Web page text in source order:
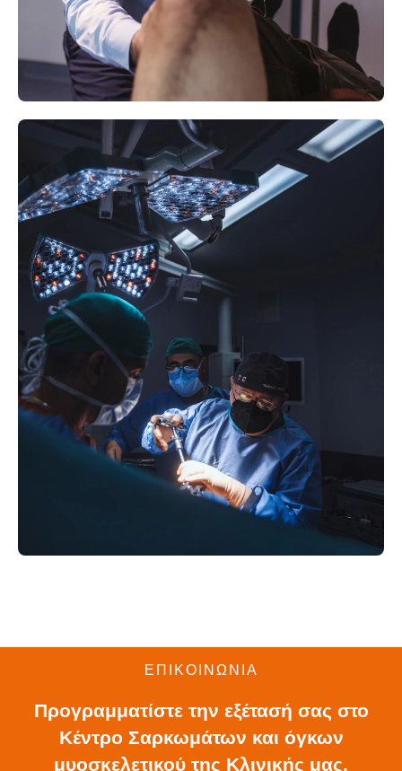
ΕΠΙΚΟΙΝΩΝΙΑ
Προγραμματίστε την εξέτασή σας στο
Κέντρο Σαρκωμάτων και όγκων
μυοσκελετικού της Κλινικής μας.